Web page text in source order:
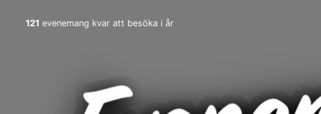
121 evenemang kvar att besöka i år